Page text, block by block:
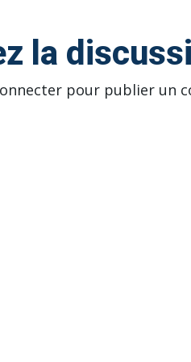
la
pour publier un